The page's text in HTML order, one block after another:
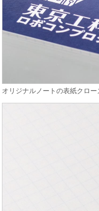
オリジナルノートの表紙クロ